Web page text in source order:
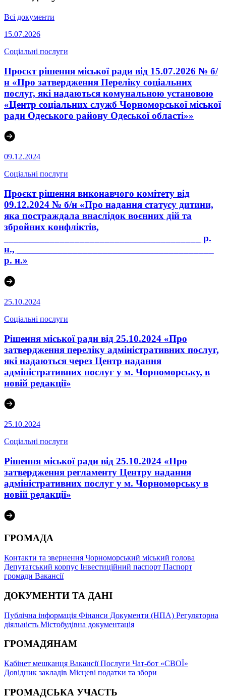
Всі документи
15.07.2026
Соціальні послуги
Проєкт рішення міської ради від 15.07.2026 № б/
н «Про затвердження Переліку соціальних
послуг, які надаються комунальною установою
«Центр соціальних служб Чорноморської міської
ради Одеського району Одеської області»»
09.12.2024
Соціальні послуги
Проєкт рішення виконавчого комітету від
09.12.2024 № б/н «Про надання статусу дитини,
яка постраждала внаслідок воєнних дій та
збройних конфліктів,
_______________________________________ р.
н., _______________________________________
р. н.»
25.10.2024
Соціальні послуги
Рішення міської ради від 25.10.2024 «Про
затвердження переліку адміністративних послуг,
які надаються через Центр надання
адміністративних послуг у м. Чорноморську, в
новій редакції»
25.10.2024
Соціальні послуги
Рішення міської ради від 25.10.2024 «Про
затвердження регламенту Центру надання
адміністративних послуг у м. Чорноморську в
новій редакції»
ГРОМАДА
Контакти та звернення Чорноморський міський голова
Депутатський корпус Інвестиційний паспорт Паспорт
громади Вакансії
ДОКУМЕНТИ ТА ДАНІ
Публічна інформація Фінанси Документи (НПА) Регуляторна
діяльність Містобудівна документація
ГРОМАДЯНАМ
Кабінет мешканця ВакансіїПослуги Чат-бот «СВОЇ»
Довідник закладів Місцеві податки та збори
ГРОМАДСЬКА УЧАСТЬ